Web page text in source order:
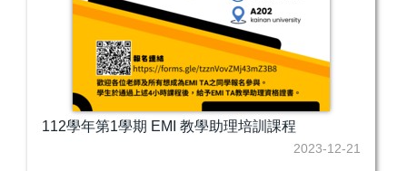
112學年第1學期 EMI 教學助理培訓課程
2023-12-21